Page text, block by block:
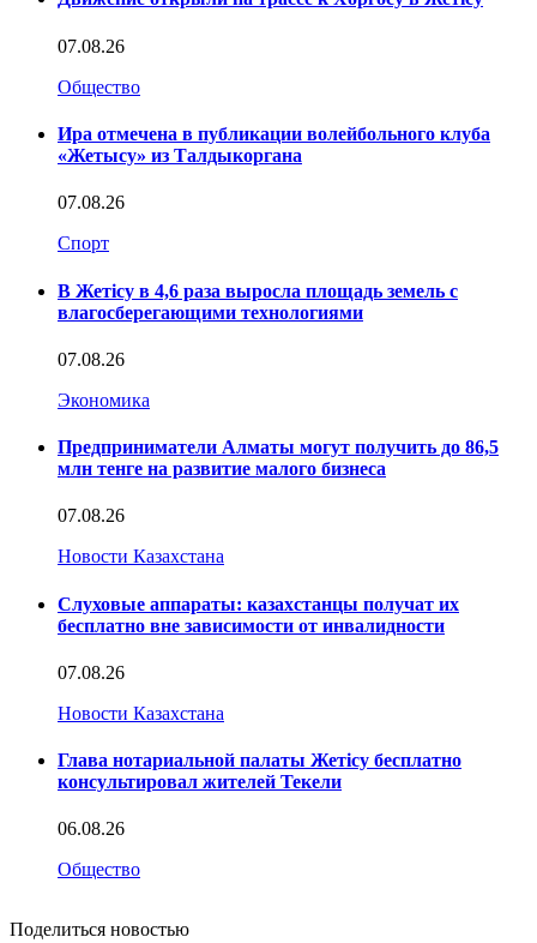
07.08.26
Общество
Ира отмечена в публикации волейбольного клуба
«Жетысу» из Талдыкоргана
07.08.26
Спорт
В Жетісу в 4,6 раза выросла площадь земель с
влагосберегающими технологиями
07.08.26
Экономика
Предприниматели Алматы могут получить до 86,5
млн тенге на развитие малого бизнеса
07.08.26
Новости Казахстана
Слуховые аппараты: казахстанцы получат их
бесплатно вне зависимости от инвалидности
07.08.26
Новости Казахстана
Глава нотариальной палаты Жетісу бесплатно
консультировал жителей Текели
06.08.26
Общество
Поделиться новостью